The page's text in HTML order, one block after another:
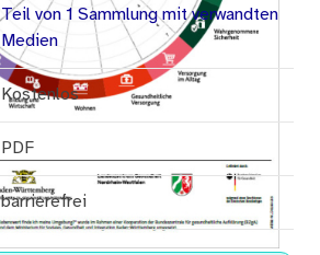
Teil von 1 Sammlung mit verwandten
Medien
Kostenlos
PDF
barrierefrei